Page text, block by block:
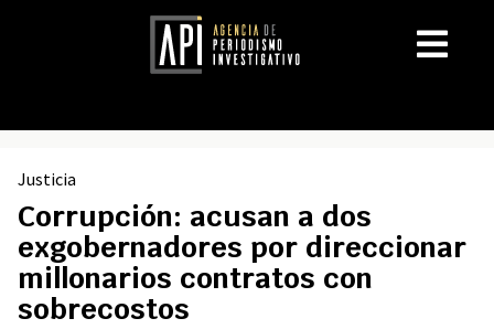
Justicia
Corrupción: acusan a dos
exgobernadores por direccionar
millonarios contratos con
sobrecostos